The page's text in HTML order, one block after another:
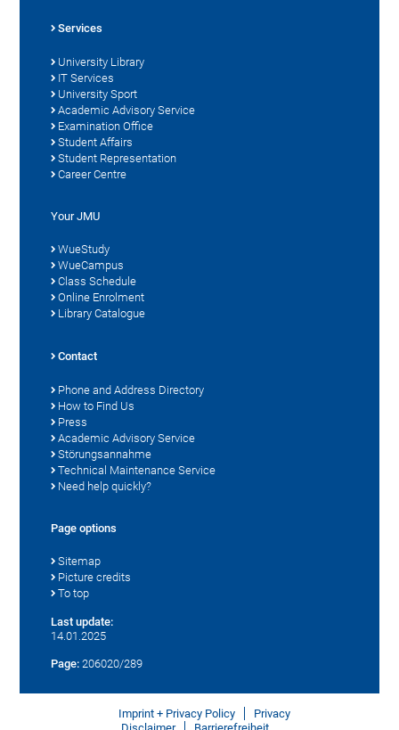
Services
University Library
IT Services
University Sport
Academic Advisory Service
Examination Office
Student Affairs
Student Representation
Career Centre
Your JMU
WueStudy
WueCampus
Class Schedule
Online Enrolment
Library Catalogue
Contact
Phone and Address Directory
How to Find Us
Press
Academic Advisory Service
Störungsannahme
Technical Maintenance Service
Need help quickly?
Page options
Sitemap
Picture credits
To top
Last update:
14.01.2025
Page: 206020/289
Imprint + Privacy Policy
Privacy